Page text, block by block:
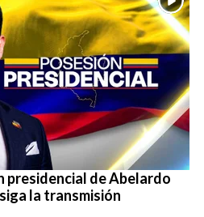
presidencial de Abelardo
la transmisión